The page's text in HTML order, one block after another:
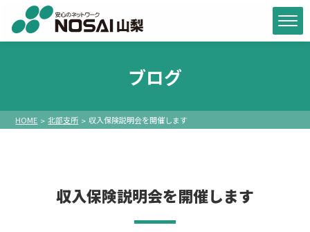
ブログ
HOME 北部支所 収入保険説明会を開催します
収入保険説明会を開催します